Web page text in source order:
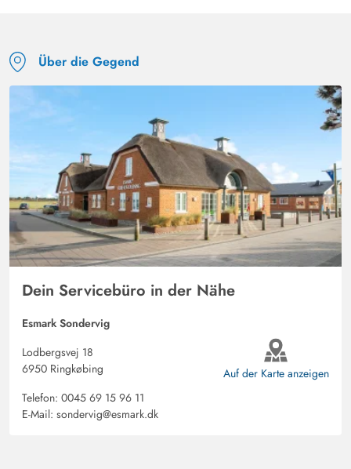
Über die Gegend
Dein Servicebüro in der Nähe
Esmark Sondervig
Lodbergsvej 18
6950 Ringkøbing
Telefon: 0045 69 15 96 11
E-Mail: sondervig@esmark.dk
Auf der Karte anzeigen